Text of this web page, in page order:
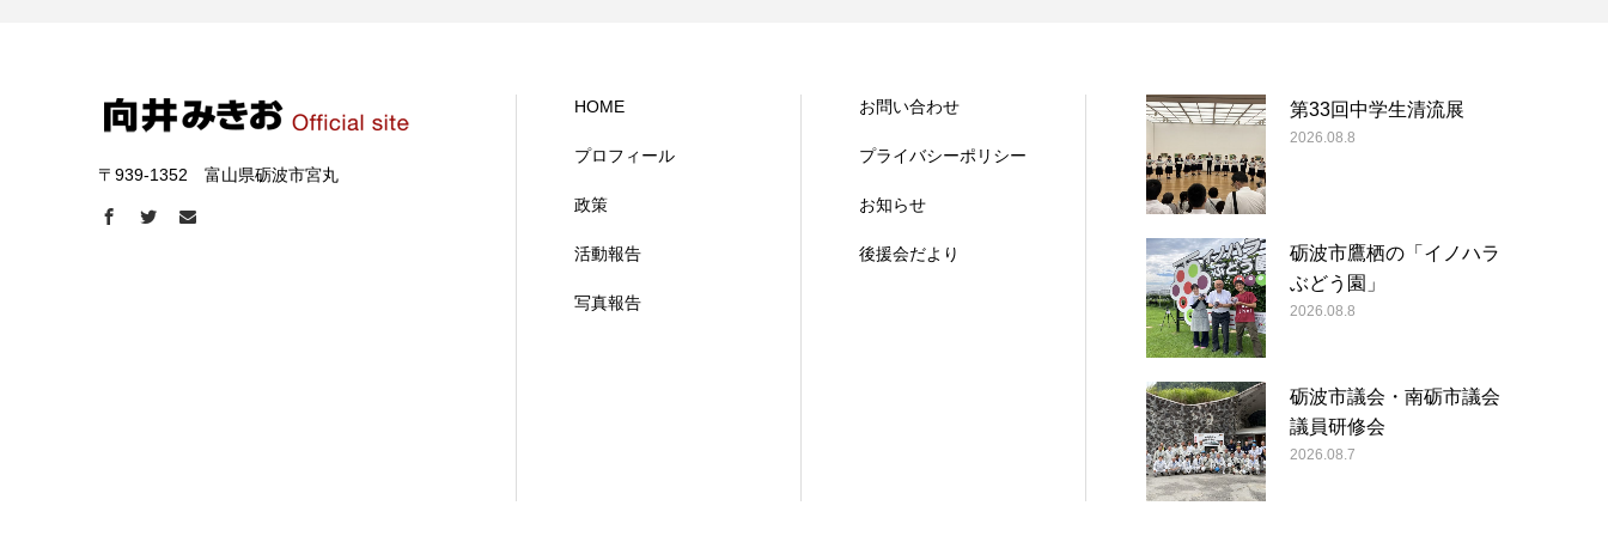
〒939-1352 富山県砺波市宮丸
HOME
プロフィール
政策
活動報告
写真報告
お問い合わせ
プライバシーポリシー
お知らせ
後援会だより
第33回中学生清流展
2026.08.8
砺波市鷹栖の「イノハラ
ぶどう園」
2026.08.8
砺波市議会・南砺市議会
議員研修会
2026.08.7